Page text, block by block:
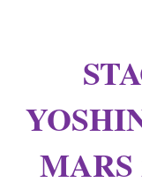
MARS